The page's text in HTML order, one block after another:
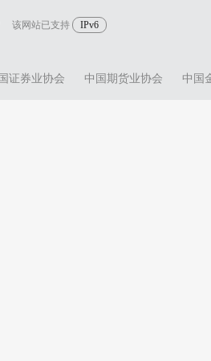
该网站已支持 IPv6
证券业协会 中国期货业协会 中国